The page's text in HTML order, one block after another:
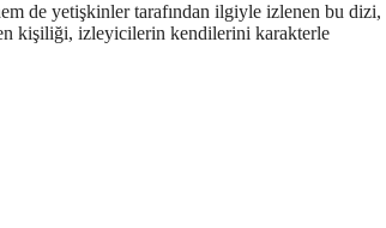
de yetişkinler tarafından ilgiyle izlenen bu dizi,
kişiliği, izleyicilerin kendilerini karakterle